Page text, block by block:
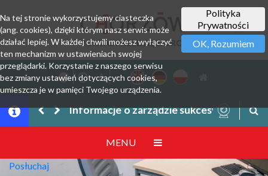
PORTAL PRZEDSIĘBIORCY
Informacje o zarządzie sukcesyjnymZałatwianie
MENU
Posłuchaj
Polityka
Prywatności
OK, Rozumiem
Na tej stronie wykorzystujemy ciasteczka
(ang. cookies), dzięki którym nasz serwis może
działać lepiej. W każdej chwili możesz wyłączyć
ten mechanizm w ustawieniach swojej
przeglądarki. Korzystanie z naszego serwisu
bez zmiany ustawień dotyczących cookies,
umieszcza je w pamięci Twojego urządzenia.